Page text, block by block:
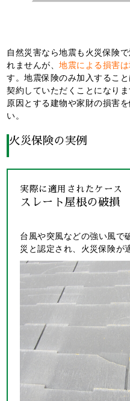
自然災害なら地震も火災保険
れませんが、地震による損害
す。地震保険のみ加入するこ
契約していただくことになり
原因とする建物や家財の損害
い。
火災保険の実例
実際に適用されたケース
スレート屋根の破損
台風や突風などの強い風で
災と認定され、火災保険が